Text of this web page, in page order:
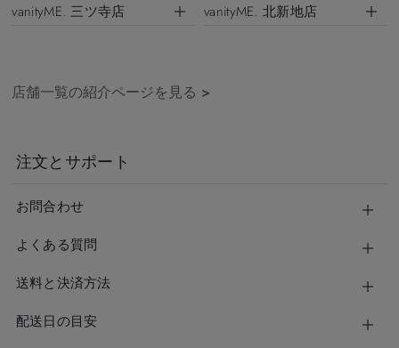
vanityME. 三ツ寺店 vanityME. 北新地店
店舗一覧の紹介ページを見る >
注文とサポート
お問合わせ
よくある質問
送料と決済方法
配送日の目安